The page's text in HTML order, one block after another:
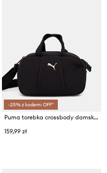
-25% z kodem: OFF*
Puma torebka crossbody damska
159,99 zł